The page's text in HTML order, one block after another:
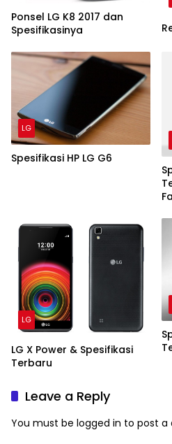
Ponsel LG K8 2017 dan
Spesifikasinya
LG
Spesifikasi HP LG G6
LG
LG X Power & Spesifikasi
Terbaru
Leave a Reply
You must be logged in to post a